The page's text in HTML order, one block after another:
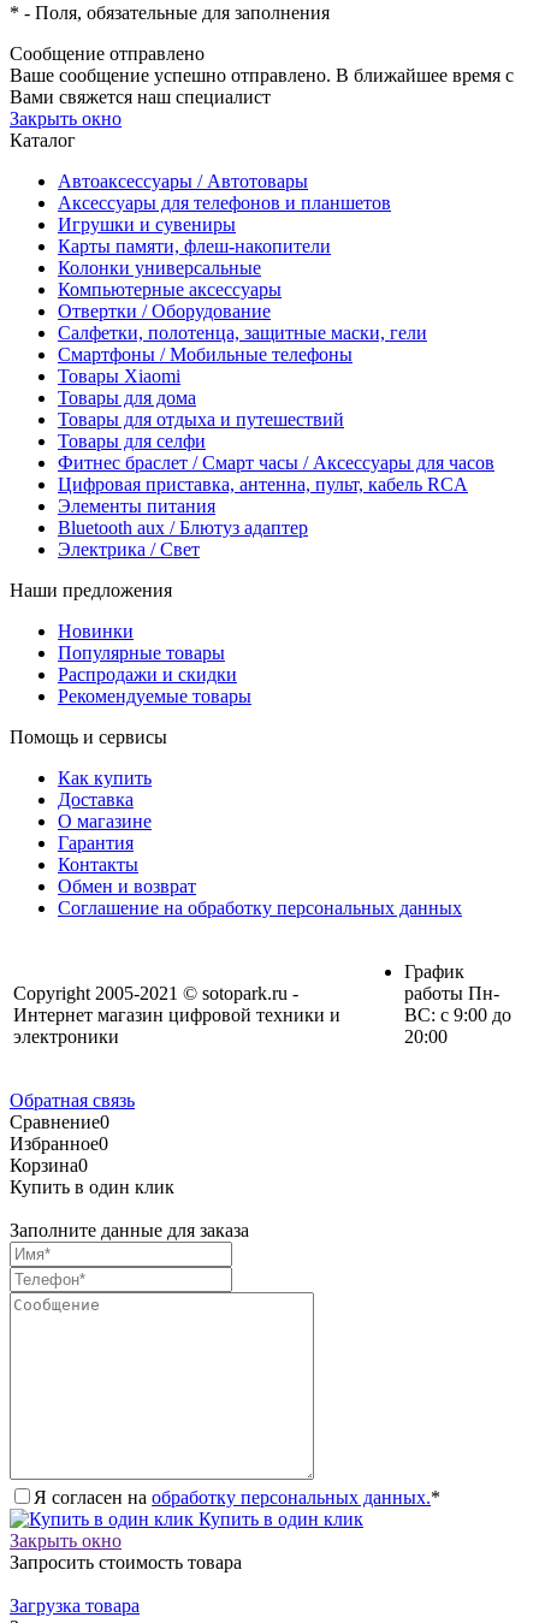
* - Поля, обязательные для заполнения
Сообщение отправлено
Ваше сообщение успешно отправлено. В ближайшее время с
Вами свяжется наш специалист
Закрыть окно
Каталог
Автоаксессуары / Автотовары
Аксессуары для телефонов и планшетов
Игрушки и сувениры
Карты памяти, флеш-накопители
Колонки универсальные
Компьютерные аксессуары
Отвертки / Оборудование
Салфетки, полотенца, защитные маски, гели
Смартфоны / Мобильные телефоны
Товары Xiaomi
Товары для дома
Товары для отдыха и путешествий
Товары для селфи
Фитнес браслет / Смарт часы / Аксессуары для часов
Цифровая приставка, антенна, пульт, кабель RCA
Элементы питания
Bluetooth aux / Блютуз адаптер
Электрика / Свет
Наши предложения
Новинки
Популярные товары
Распродажи и скидки
Рекомендуемые товары
Помощь и сервисы
Как купить
Доставка
О магазине
Гарантия
Контакты
Обмен и возврат
Соглашение на обработку персональных данных
Copyright 2005-2021 © sotopark.ru -
Интернет магазин цифровой техники и
электроники
График
работы Пн-
ВС: с 9:00 до
20:00
Обратная связь
Сравнение0
Избранное0
Корзина0
Купить в один клик
Заполните данные для заказа
Я согласен на обработку персональных данных.*
Купить в один клик
Закрыть окно
Запросить стоимость товара
Загрузка товара